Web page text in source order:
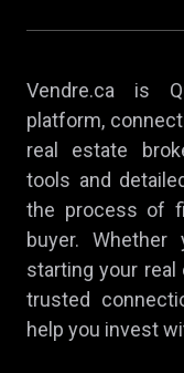
Vendre.ca is
platform,
real estate
tools and
the process of
buyer. Whether
starting your real
trusted
help you invest